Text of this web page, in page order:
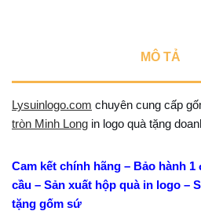
MÔ TẢ
Lysuinlogo.com chuyên cung cấp
tròn Minh Long in logo quà tặng
Cam kết chính hãng – Bảo hành
cầu – Sản xuất hộp quà in logo –
tặng gốm sứ